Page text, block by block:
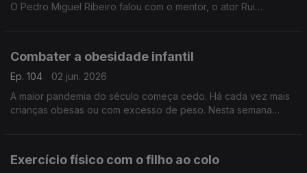
O Pedro Miguel Ribeiro falou com o mentor, o ator Rui
Combater a obesidade infantil
Ep. 104
02 jun. 2026
A maior pandemia do século começa cedo. Há cada vez mais
crianças obesas ou com excesso de peso. Nesta semana
Exercício físico com o filho ao colo